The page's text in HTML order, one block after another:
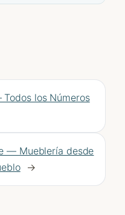
los Números
— Mueblería desde
→